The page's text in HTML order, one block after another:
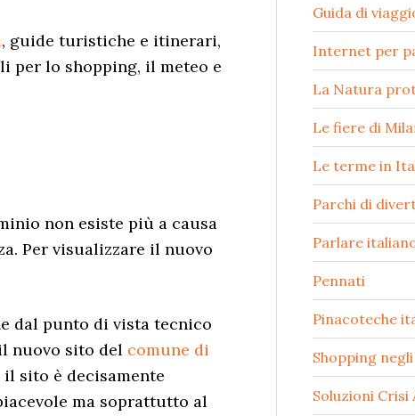
, guide turistiche e itinerari,
per lo shopping, il meteo e
non esiste più a causa
Per visualizzare il nuovo
dal punto di vista tecnico
nuovo sito del comune di
sito è decisamente
ma soprattutto al
Guida di
Internet per
La Natura
Le fiere di
Le terme in
Parchi di
Parlare
Pennati
Pinacoteche
Shopping
Soluzioni Crisi